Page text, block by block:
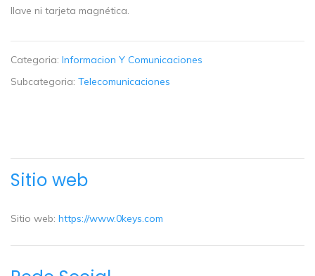
llave ni tarjeta magnética.
Categoria: Informacion Y Comunicaciones
Subcategoria: Telecomunicaciones
Sitio web
Sitio web: https://www.0keys.com